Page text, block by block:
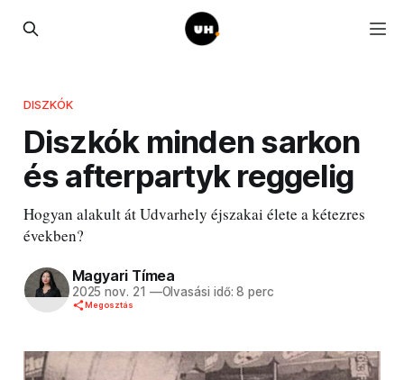
DISZKÓK
Diszkók minden sarkon
és afterpartyk reggelig
Hogyan alakult át Udvarhely éjszakai élete a kétezres
években?
Magyari Tímea
2025 nov. 21 —Olvasási idő: 8 perc
Megosztás